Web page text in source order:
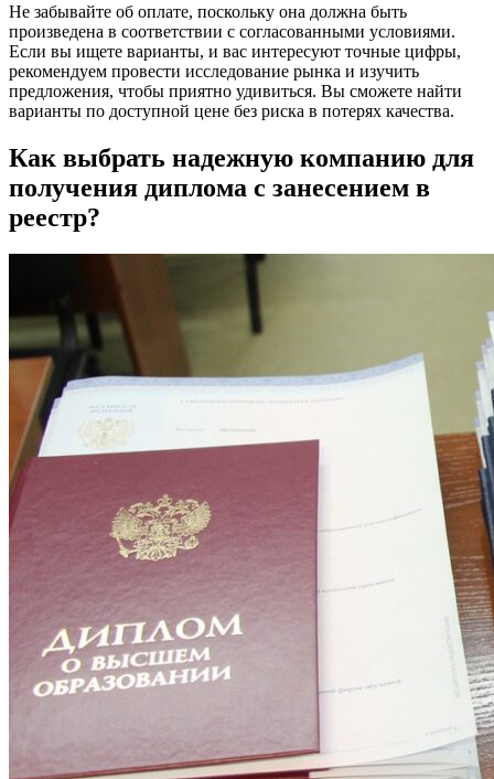
Не забывайте об оплате, поскольку она должна быть
произведена в соответствии с согласованными условиями.
Если вы ищете варианты, и вас интересуют точные цифры,
рекомендуем провести исследование рынка и изучить
предложения, чтобы приятно удивиться. Вы сможете найти
варианты по доступной цене без риска в потерях качества.
Как выбрать надежную компанию для
получения диплома с занесением в
реестр?